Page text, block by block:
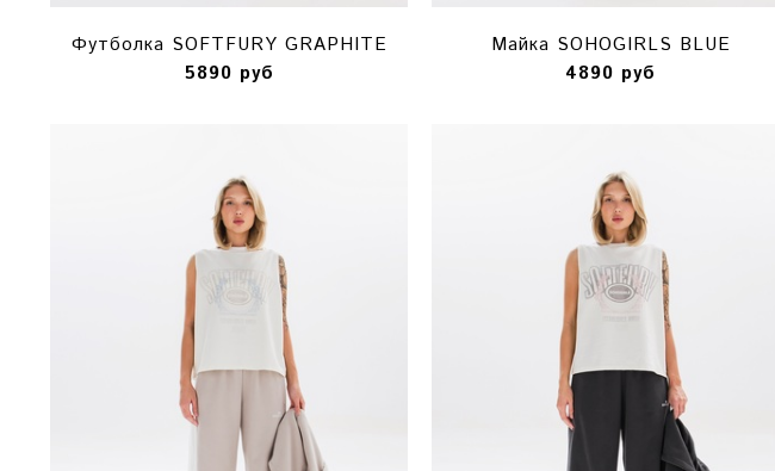
Футболка SOFTFURY GRAPHITE
5890 руб
Майка SOHOGIRLS BLUE
4890 руб